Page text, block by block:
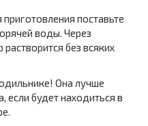
поставьте
воды. Через
без всяких
Она лучше
если будет находиться в